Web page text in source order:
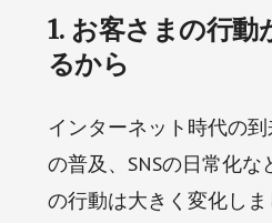
1. お客さまの行動
るから
インターネット時代の
の普及、SNSの日常化な
の行動は大きく変化しま